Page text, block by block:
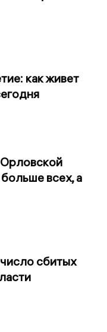
как живет
Орловской
всех, а
сбитых